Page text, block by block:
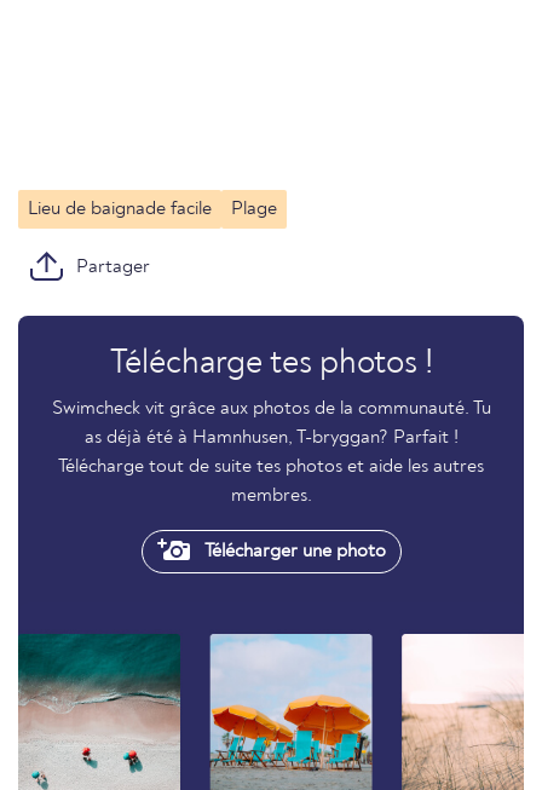
Lieu de baignade facile Plage
Partager
Télécharge tes photos !
Swimcheck vit grâce aux photos de la communauté. Tu
as déjà été à Hamnhusen, T-bryggan? Parfait !
Télécharge tout de suite tes photos et aide les autres
membres.
Télécharger une photo